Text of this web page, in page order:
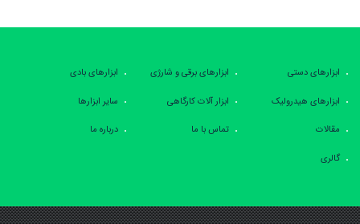
ابزارهای دستی ابزارهای برقی و شارژی
ابزارهای بادی
ابزارهای هیدرولیک
ابزار آلات کارگاهی
سایر ابزارها
مقالات
تماس با ما
درباره ما
گالری